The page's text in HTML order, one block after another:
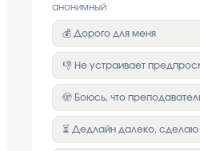
анонимный
💰 Дорого для меня
👎 Не устраивает
🫣 Боюсь, что
⏳ Дедлайн далеко, сделаю